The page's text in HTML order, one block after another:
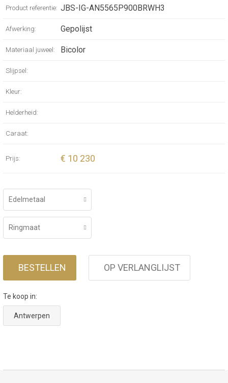
Product referentie: JBS-IG-AN5565P900BRWH3
Afwerking: Gepolijst
Materiaal juweel: Bicolor
Slijpsel:
Kleur:
Helderheid:
Caraat:
Prijs: € 10 230
Edelmetaal
Ringmaat
BESTELLEN OP VERLANGLIJST
Te koop in:
Antwerpen